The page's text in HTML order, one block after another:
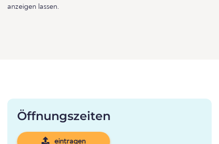
anzeigen lassen.
Öffnungszeiten
eintragen